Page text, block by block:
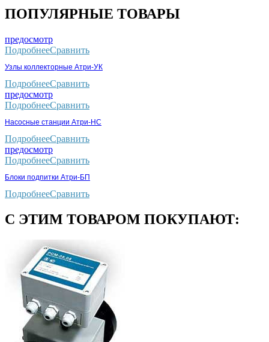
ПОПУЛЯРНЫЕ ТОВАРЫ
предосмотр
ПодробнееСравнить
Узлы коллекторные Атри-УК
ПодробнееСравнить
предосмотр
ПодробнееСравнить
Насосные станции Атри-НС
ПодробнееСравнить
предосмотр
ПодробнееСравнить
Блоки подпитки Атри-БП
ПодробнееСравнить
С ЭТИМ ТОВАРОМ ПОКУПАЮТ: